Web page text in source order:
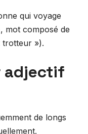
qui voyage
mot composé de
trotteur »).
adjectif
de longs